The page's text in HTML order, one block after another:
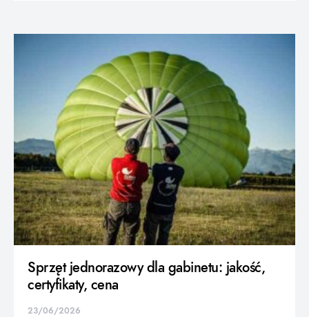
Sprzęt jednorazowy dla gabinetu: jakość,
certyfikaty, cena
23/06/2026